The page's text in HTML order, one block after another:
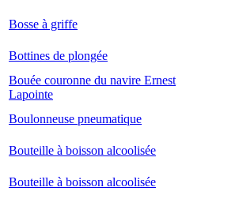
Bosse à griffe
Bottines de plongée
Bouée couronne du navire Ernest
Lapointe
Boulonneuse pneumatique
Bouteille à boisson alcoolisée
Bouteille à boisson alcoolisée